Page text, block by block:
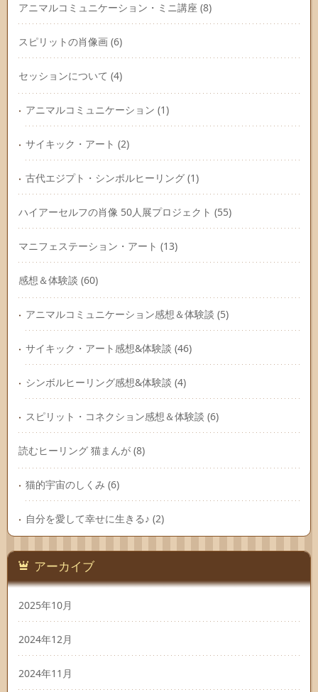
アニマルコミュニケーション・ミニ講座 (8)
スピリットの肖像画 (6)
セッションについて (4)
アニマルコミュニケーション (1)
サイキック・アート (2)
古代エジプト・シンボルヒーリング (1)
ハイアーセルフの肖像 50人展プロジェクト (55)
マニフェステーション・アート (13)
感想＆体験談 (60)
アニマルコミュニケーション感想＆体験談 (5)
サイキック・アート感想&体験談 (46)
シンボルヒーリング感想&体験談 (4)
スピリット・コネクション感想＆体験談 (6)
読むヒーリング 猫まんが (8)
猫的宇宙のしくみ (6)
自分を愛して幸せに生きる♪ (2)
アーカイブ
2025年10月
2024年12月
2024年11月